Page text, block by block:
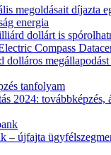
megoldásait díjazta
dollárt is
dolláros
2024: továbbképzés,
– újfajta